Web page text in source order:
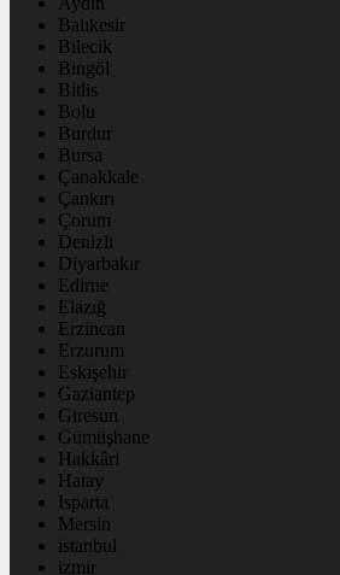
Balıkesir
Bilecik
Bingöl
Bitlis
Bolu
Burdur
Bursa
Çanakkale
Çankırı
Çorum
Denizli
Diyarbakır
Edirne
Elazığ
Erzincan
Erzurum
Eskişehir
Gaziantep
Giresun
Gümüşhane
Hakkâri
Hatay
Isparta
Mersin
istanbul
izmir